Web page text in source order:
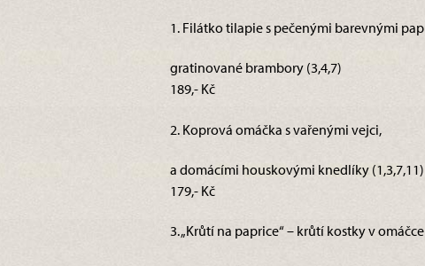
1. Filátko tilapie s pečenými barevnými
gratinované brambory (3,4,7)
189,- Kč
2. Koprová omáčka s vařenými vejci,
a domácími houskovými knedlíky (1,3,7,11)
179,- Kč
3. „Krůtí na paprice“ – krůtí kostky v